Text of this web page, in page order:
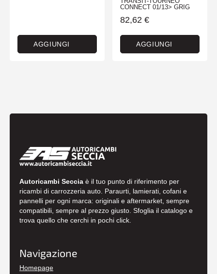
AGGIUNGI
CONNECT 01/13> GRIG
82,62 €
AGGIUNGI
Autoricambi Seccia è il tuo punto di riferimento per
ricambi di carrozzeria auto. Paraurti, lamierati, cofani e
pannelli per ogni marca: originali e aftermarket, sempre
compatibili, sempre al prezzo giusto. Sfoglia il catalogo e
trova quello che cerchi in pochi click.
Navigazione
Homepage